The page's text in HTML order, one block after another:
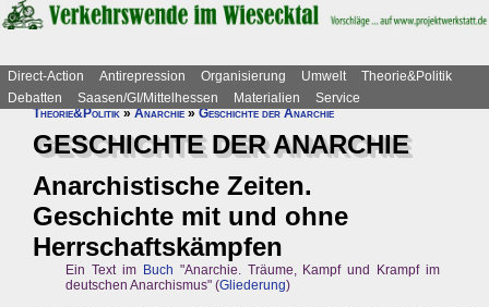
Direct-Action Antirepression Organisierung Umwelt
Theorie&Politik
Debatten
Saasen/GI/Mittelhessen Materialien
Service
Theorie&Politik»Anarchie»Geschichte der Anarchie
GESCHICHTE DER ANARCHIE
Anarchistische Zeiten.
Geschichte mit und ohne
Herrschaftskämpfen
Ein Text im Buch "Anarchie. Träume, Kampf und Krampf im
deutschen Anarchismus" (Gliederung)